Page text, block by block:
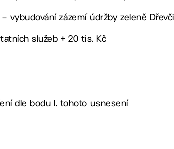
– vybudování zázemí údržby zeleně
služeb + 20 tis. Kč
dle bodu I. tohoto usnesení